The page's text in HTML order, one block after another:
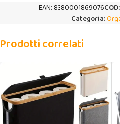
EAN:8380001869076COD:
Categoria:
Prodotti correlati